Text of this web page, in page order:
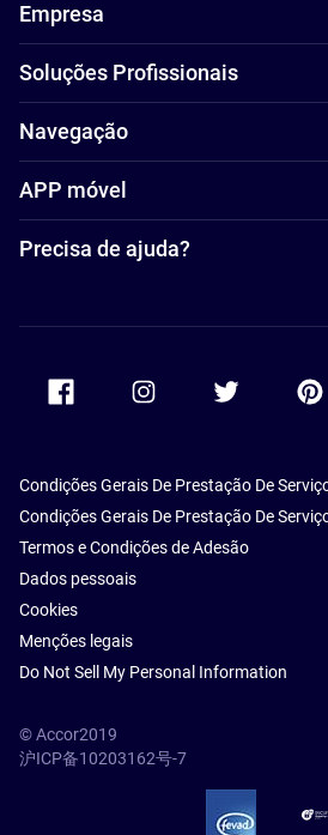
Empresa
Soluções Profissionais
Navegação
APP móvel
Precisa de ajuda?
Accor Facebook Accor Twitter
Condições Gerais De Prestação De
Condições Gerais De Prestação De
Termos e Condições de Adesão
Dados pessoais
Cookies
Menções legais
Do Not Sell My Personal Information
© Accor2019
沪ICP备10203162号-7